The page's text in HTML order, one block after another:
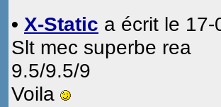
• X-Static a écrit le
Slt mec superbe rea
9.5/9.5/9
Voila